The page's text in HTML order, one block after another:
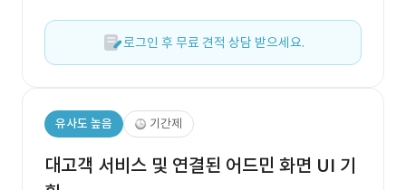
로그인 후 무료 견적 상담 받으세요.
유사도 높음 기간제
대고객 서비스 및 연결된 어드민 화면 UI 기